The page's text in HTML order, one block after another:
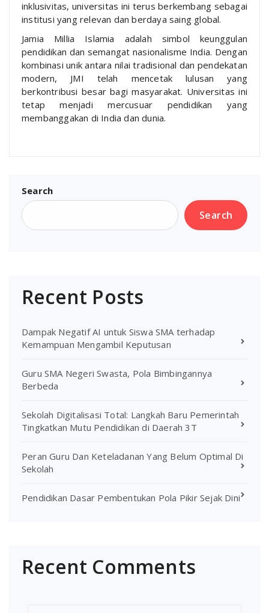
inklusivitas, universitas ini terus berkembang sebagai
institusi yang relevan dan berdaya saing global.
Jamia Millia Islamia adalah simbol keunggulan
pendidikan dan semangat nasionalisme India. Dengan
kombinasi unik antara nilai tradisional dan pendekatan
modern, JMI telah mencetak lulusan yang
berkontribusi besar bagi masyarakat. Universitas ini
tetap menjadi mercusuar pendidikan yang
membanggakan di India dan dunia.
Search
Search
Recent Posts
Dampak Negatif AI untuk Siswa SMA terhadap
Kemampuan Mengambil Keputusan
Guru SMA Negeri Swasta, Pola Bimbingannya
Berbeda
Sekolah Digitalisasi Total: Langkah Baru Pemerintah
Tingkatkan Mutu Pendidikan di Daerah 3T
Peran Guru Dan Keteladanan Yang Belum Optimal Di
Sekolah
Pendidikan Dasar Pembentukan Pola Pikir Sejak Dini
Recent Comments